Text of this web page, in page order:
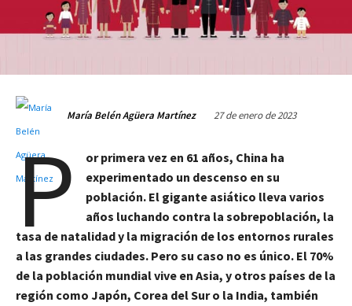
María Belén Agüera Martínez 27 de enero de 2023
P
or primera vez en 61 años, China ha
experimentado un descenso en su
población. El gigante asiático lleva varios
años luchando contra la sobrepoblación, la
tasa de natalidad y la migración de los entornos rurales
a las grandes ciudades. Pero su caso no es único. El 70%
de la población mundial vive en Asia, y otros países de la
región como Japón, Corea del Sur o la India, también